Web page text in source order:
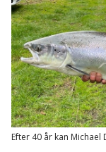
Efter 40 år kan